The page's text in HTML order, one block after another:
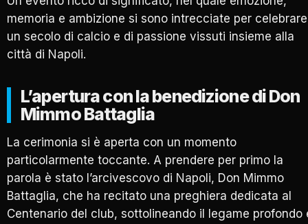
memoria e ambizione si sono intrecciate per celebrare
un secolo di calcio e di passione vissuti insieme alla
città di Napoli.
L’apertura con la benedizione di Don
Mimmo Battaglia
La cerimonia si è aperta con un momento
particolarmente toccante. A prendere per primo la
parola è stato l’arcivescovo di Napoli, Don Mimmo
Battaglia, che ha recitato una preghiera dedicata al
Centenario del club, sottolineando il legame profondo